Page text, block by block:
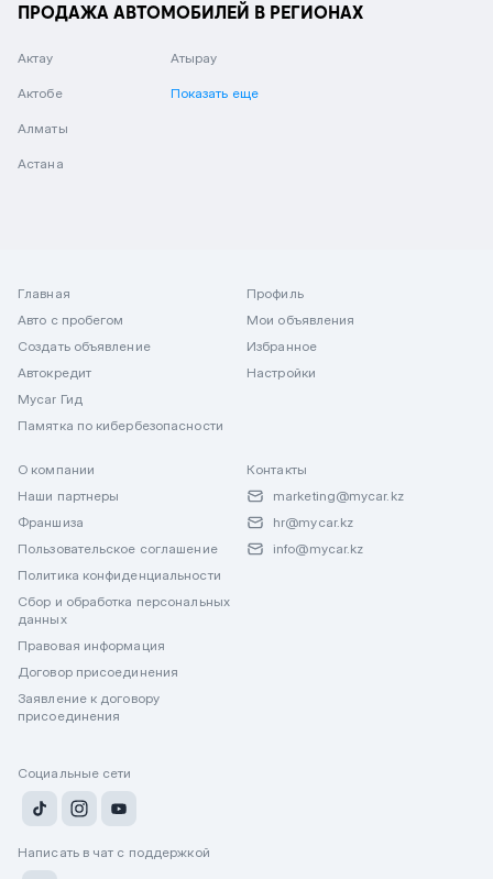
ПРОДАЖА АВТОМОБИЛЕЙ В РЕГИОНАХ
Актау
Актобе
Алматы
Астана
Атырау
Показать еще
Главная
Авто с пробегом
Создать объявление
Автокредит
Mycar Гид
Памятка по кибербезопасности
Профиль
Мои объявления
Избранное
Настройки
О компании
Наши партнеры
Франшиза
Пользовательское соглашение
Политика конфиденциальности
Сбор и обработка персональных
данных
Правовая информация
Договор присоединения
Заявление к договору
присоединения
Контакты
marketing@mycar.kz
hr@mycar.kz
info@mycar.kz
Социальные сети
Написать в чат с поддержкой